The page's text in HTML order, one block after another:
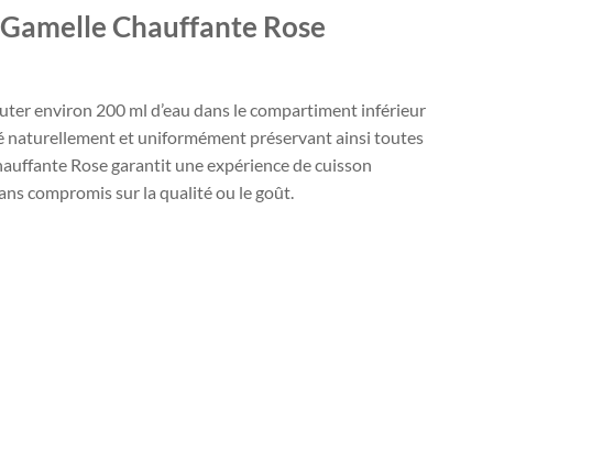
Chauffante Rose
environ 200 ml d’eau dans le compartiment inférieur
naturellement et uniformément préservant ainsi toutes
Rose garantit une expérience de cuisson
compromis sur la qualité ou le goût.